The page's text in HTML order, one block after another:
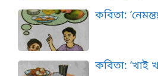
কবিতা:
কবিতা: ‘খাই